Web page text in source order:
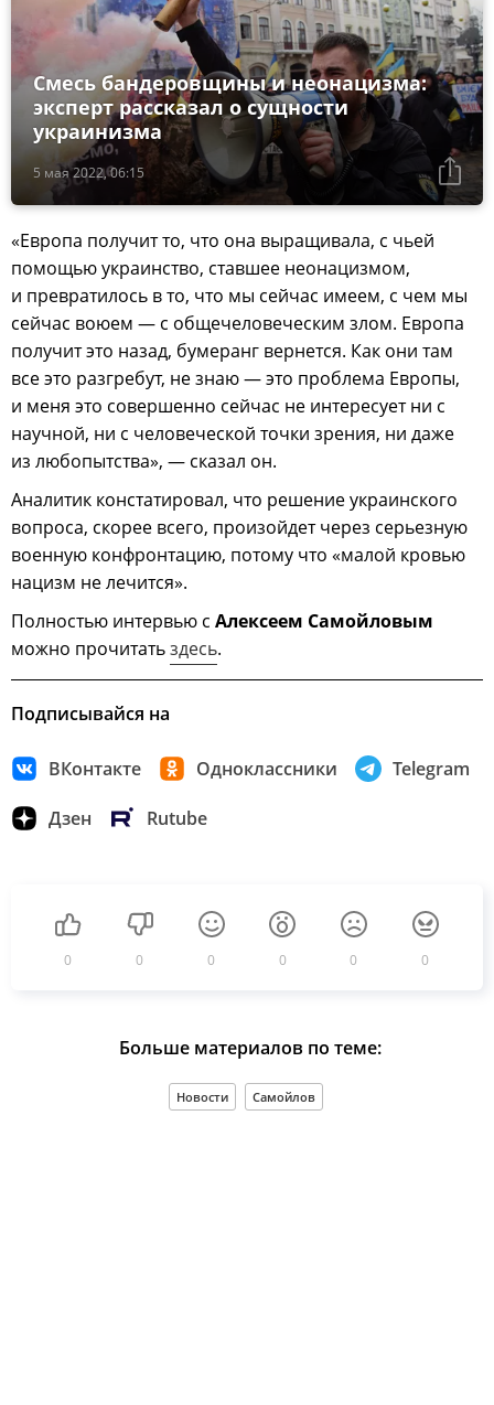
5 мая 2022, 06:15
Смесь бандеровщины и неонацизма:
эксперт рассказал о сущности
украинизма
«Европа получит то, что она выращивала, с чьей
помощью украинство, ставшее неонацизмом,
и превратилось в то, что мы сейчас имеем, с чем мы
сейчас воюем — с общечеловеческим злом. Европа
получит это назад, бумеранг вернется. Как они там
все это разгребут, не знаю — это проблема Европы,
и меня это совершенно сейчас не интересует ни с
научной, ни с человеческой точки зрения, ни даже
из любопытства», — сказал он.
Аналитик констатировал, что решение украинского
вопроса, скорее всего, произойдет через серьезную
военную конфронтацию, потому что «малой кровью
нацизм не лечится».
Полностью интервью с Алексеем Самойловым
можно прочитатьздесь.
Подписывайся на
ВКонтакте Одноклассники Telegram
Дзен Rutube
0 0 0 0 0 0
Больше материалов по теме:
Новости Самойлов